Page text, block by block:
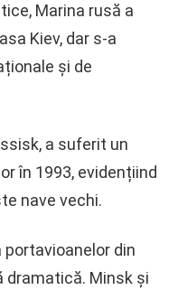
Marina rusă a
Kiev, dar s-a
și de
a suferit un
în 1993, evidențiind
nave vechi.
portavioanelor din
dramatică. Minsk și